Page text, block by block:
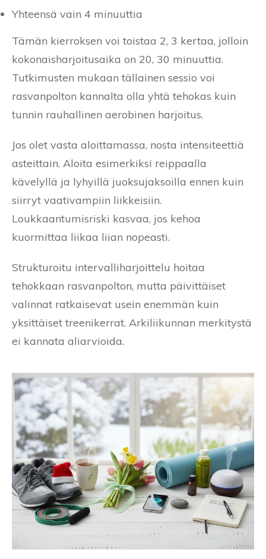
Yhteensä vain 4 minuuttia
Tämän kierroksen voi toistaa 2, 3 kertaa, jolloin
kokonaisharjoitusaika on 20, 30 minuuttia.
Tutkimusten mukaan tällainen sessio voi
rasvanpolton kannalta olla yhtä tehokas kuin
tunnin rauhallinen aerobinen harjoitus.
Jos olet vasta aloittamassa, nosta intensiteettiä
asteittain. Aloita esimerkiksi reippaalla
kävelyllä ja lyhyillä juoksujaksoilla ennen kuin
siirryt vaativampiin liikkeisiin.
Loukkaantumisriski kasvaa, jos kehoa
kuormittaa liikaa liian nopeasti.
Strukturoitu intervalliharjoittelu hoitaa
tehokkaan rasvanpolton, mutta päivittäiset
valinnat ratkaisevat usein enemmän kuin
yksittäiset treenikerrat. Arkiliikunnan merkitystä
ei kannata aliarvioida.